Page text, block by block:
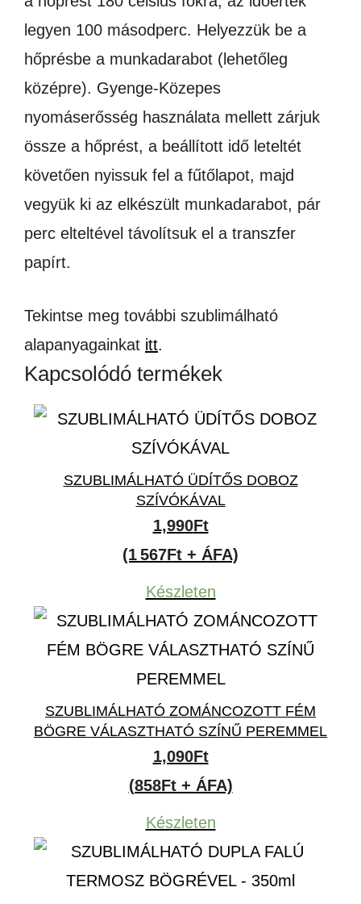
legyen 100 másodperc. Helyezzük be a
hőprésbe a munkadarabot (lehetőleg
középre). Gyenge-Közepes
nyomáserősség használata mellett zárjuk
össze a hőprést, a beállított idő leteltét
követően nyissuk fel a fűtőlapot, majd
vegyük ki az elkészült munkadarabot, pár
perc elteltével távolítsuk el a transzfer
papírt.
Tekintse meg további szublimálható
alapanyagainkat itt.
Kapcsolódó termékek
SZUBLIMÁLHATÓ ÜDÍTŐS DOBOZ
SZÍVÓKÁVAL
1,990Ft
(1 567Ft + ÁFA)
Készleten
SZUBLIMÁLHATÓ ZOMÁNCOZOTT FÉM
BÖGRE VÁLASZTHATÓ SZÍNŰ PEREMMEL
1,090Ft
(858Ft + ÁFA)
Készleten